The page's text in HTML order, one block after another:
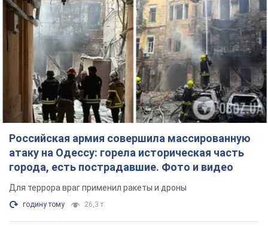
Российская армия совершила массированную
атаку на Одессу: горела историческая часть
города, есть пострадавшие. Фото и видео
Для террора враг применил ракеты и дроны
годину тому 26,3 т.